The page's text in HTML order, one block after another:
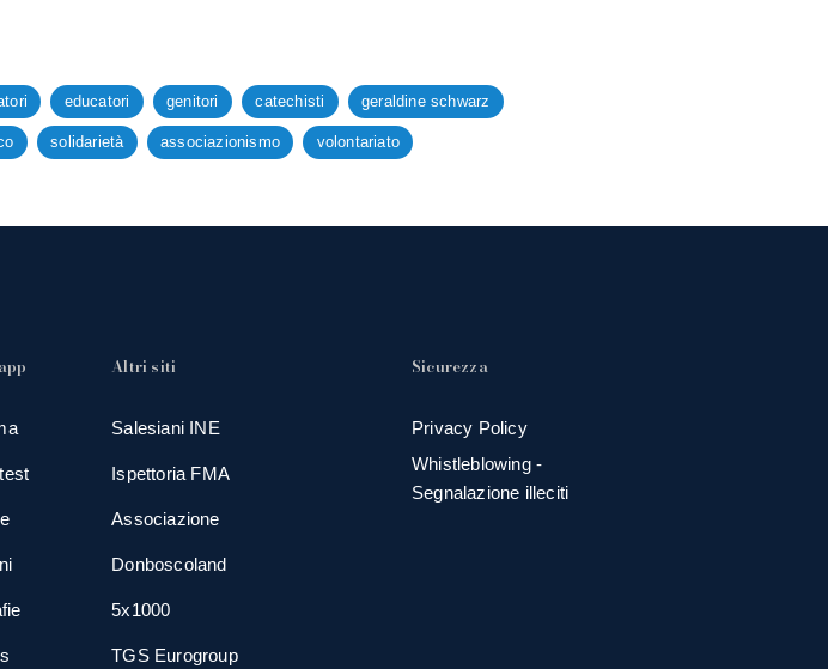
educatori genitori catechisti geraldine schwarz
solidarietà associazionismo volontariato
Altri siti
Salesiani INE
Ispettoria FMA
Associazione
Donboscoland
5x1000
TGS Eurogroup
Sicurezza
Privacy Policy
Whistleblowing -
Segnalazione illeciti